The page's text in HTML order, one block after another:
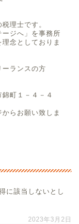
理士です。
ージへ」を事務所
念としておりま
ーランスの方
町１－４－４
らお願い致しま
に該当しないとし
2023年3月2日